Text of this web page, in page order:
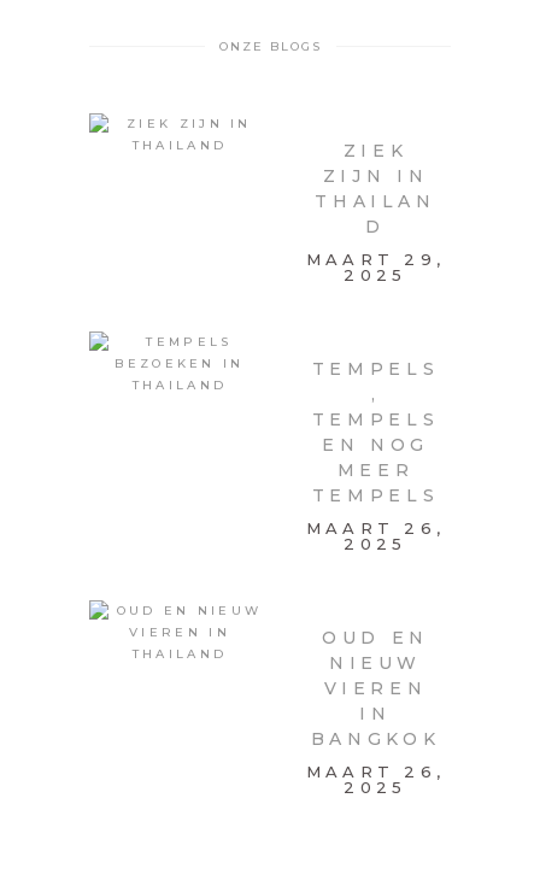
ONZE BLOGS
ZIEK
ZIJN IN
THAILAN
D
MAART 29,
2025
TEMPELS
,
TEMPELS
EN NOG
MEER
TEMPELS
MAART 26,
2025
OUD EN
NIEUW
VIEREN
IN
BANGKOK
MAART 26,
2025